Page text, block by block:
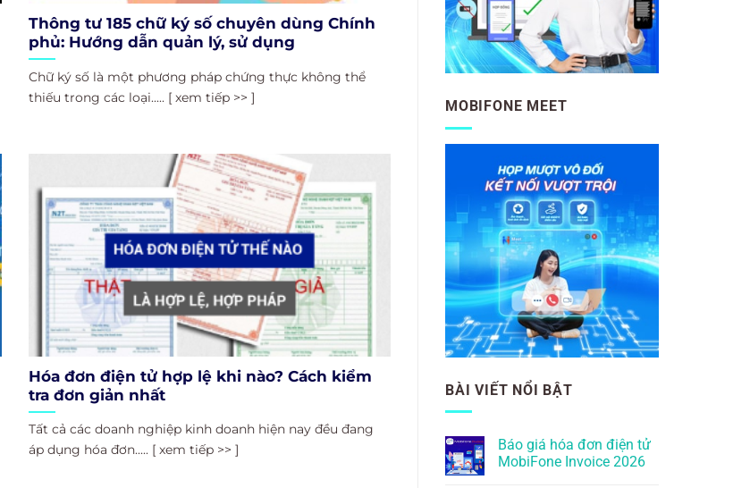
Thông tư 185 chữ ký số chuyên dùng Chính
phủ: Hướng dẫn quản lý, sử dụng
Chữ ký số là một phương pháp chứng thực không thể
thiếu trong các loại..... [ xem tiếp >> ]
Hóa đơn điện tử hợp lệ khi nào? Cách kiểm
tra đơn giản nhất
Tất cả các doanh nghiệp kinh doanh hiện nay đều đang
áp dụng hóa đơn..... [ xem tiếp >> ]
MOBIFONE MEET
BÀI VIẾT NỔI BẬT
Báo giá hóa đơn điện tử
MobiFone Invoice 2026